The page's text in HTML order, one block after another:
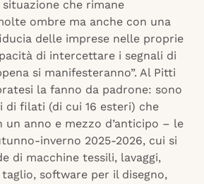
che rimane
ombre ma anche con una
delle imprese nelle proprie
di intercettare i segnali di
si manifesteranno”. Al Pitti
la fanno da padrone: sono
di filati (di cui 16 esteri) che
un anno e mezzo d’anticipo – le
inverno 2025-2026, cui si
di macchine tessili, lavaggi,
software per il disegno,